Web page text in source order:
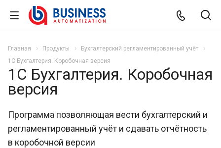
Главная Продукты
Бухгалтерский регламентированный учёт
1С Бухгалтерия. Коробочная версия
1С Бухгалтерия. Коробочная
версия
Программа позволяющая вести бухгалтерский и
регламентированный учёт и сдавать отчётность
в коробочной версии